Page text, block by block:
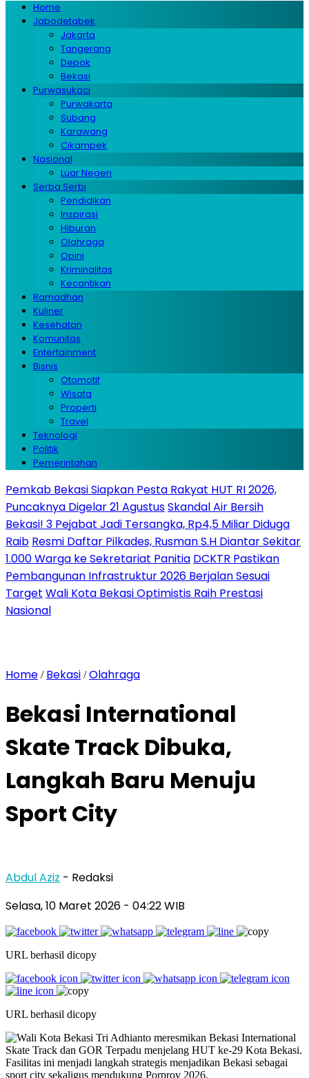
Home
Jabodetabek
Jakarta
Tangerang
Depok
Bekasi
Purwasukaci
Purwakarta
Subang
Karawang
Cikampek
Nasional
Luar Negeri
Serba Serbi
Pendidikan
Inspirasi
Hiburan
Olahraga
Opini
Kriminalitas
Kecantikan
Ramadhan
Kuliner
Kesehatan
Komunitas
Entertainment
Bisnis
Otomotif
Wisata
Properti
Travel
Teknologi
Politik
Pemerintahan
Pemkab Bekasi Siapkan Pesta Rakyat HUT RI 2026,
Puncaknya Digelar 21 AgustusSkandal Air Bersih
Bekasi! 3 Pejabat Jadi Tersangka, Rp4,5 Miliar Diduga
Raib Resmi Daftar Pilkades, Rusman S.H Diantar Sekitar
1.000 Warga ke Sekretariat Panitia DCKTR Pastikan
Pembangunan Infrastruktur 2026 Berjalan Sesuai
Target Wali Kota Bekasi Optimistis Raih Prestasi
Nasional
Home / Bekasi /Olahraga
Bekasi International
Skate Track Dibuka,
Langkah Baru Menuju
Sport City
Abdul Aziz - Redaksi
Selasa, 10 Maret 2026 - 04:22 WIB
URL berhasil dicopy
URL berhasil dicopy